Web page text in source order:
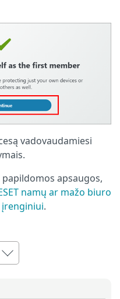
vadovaudamiesi
apsaugos,
namų ar mažo biuro
.